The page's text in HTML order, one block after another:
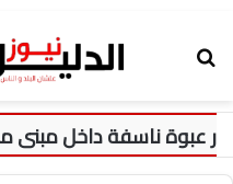
ناسفة داخل مبنى مفخخ